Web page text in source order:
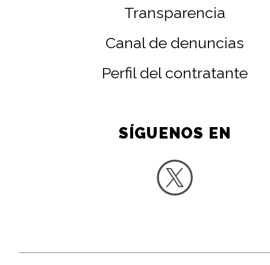
Transparencia
Canal de denuncias
Perfil del contratante
SÍGUENOS EN